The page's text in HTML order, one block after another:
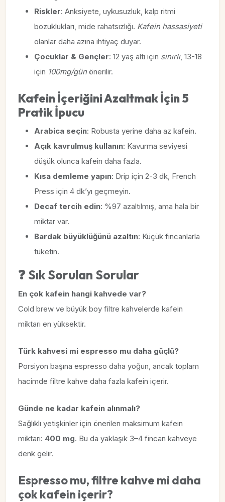
Riskler: Anksiyete, uykusuzluk, kalp ritmi
bozuklukları, mide rahatsızlığı. Kafein hassasiyeti
olanlar daha azına ihtiyaç duyar.
Çocuklar & Gençler: 12 yaş altı için sınırlı, 13-18
için 100mg/gün önerilir.
Kafein İçeriğini Azaltmak İçin 5
Pratik İpucu
Arabica seçin: Robusta yerine daha az kafein.
Açık kavrulmuş kullanın: Kavurma seviyesi
düşük olunca kafein daha fazla.
Kısa demleme yapın: Drip için 2-3 dk, French
Press için 4 dk’yı geçmeyin.
Decaf tercih edin: %97 azaltılmış, ama hala bir
miktar var.
Bardak büyüklüğünü azaltın: Küçük fincanlarla
tüketin.
❓ Sık Sorulan Sorular
En çok kafein hangi kahvede var?
Cold brew ve büyük boy filtre kahvelerde kafein
miktarı en yüksektir.
Türk kahvesi mi espresso mu daha güçlü?
Porsiyon başına espresso daha yoğun, ancak toplam
hacimde filtre kahve daha fazla kafein içerir.
Günde ne kadar kafein alınmalı?
Sağlıklı yetişkinler için önerilen maksimum kafein
miktarı: 400 mg. Bu da yaklaşık 3–4 fincan kahveye
denk gelir.
Espresso mu, filtre kahve mi daha
çok kafein içerir?